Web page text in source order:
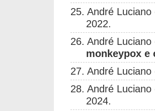
25. André
2022.
26. André
monkeypox e
27. André
28. André
2024.